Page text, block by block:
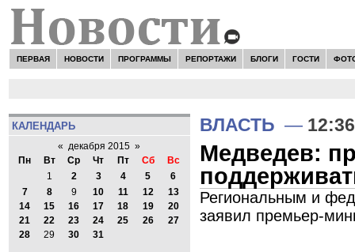
ПЕРВАЯ НОВОСТИ ПРОГРАММЫ РЕПОРТАЖИ БЛОГИ ГОСТИ
КАЛЕНДАРЬ
« декабря 2015 »
Пн
Вт Ср Чт Пт Сб
Вс
1
2 3 4 5
6
7
8 9 10 11 12
13
14
15 16 17 18 19
20
21
22 23 24 25 26
27
28
29 30 31
ВЛАСТЬ — 12:36
Медведев:
Региональным и
заявил премьер-